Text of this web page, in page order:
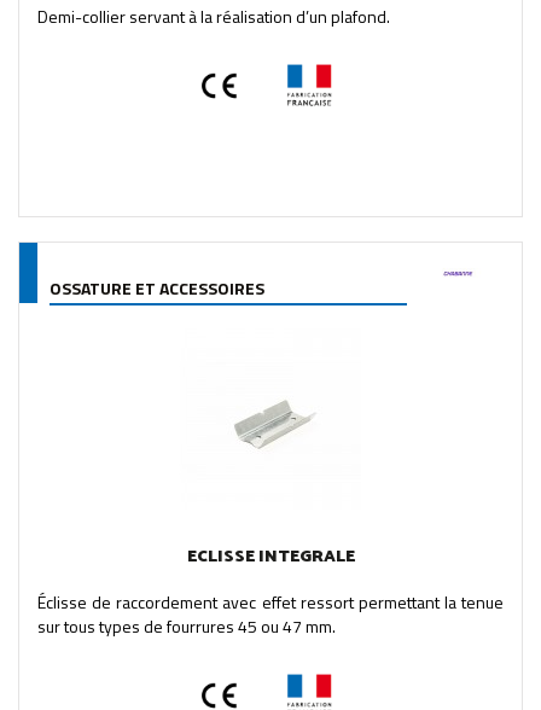
Demi-collier servant à la réalisation d’un plafond.
OSSATURE ET ACCESSOIRES
ECLISSE INTEGRALE
Éclisse de raccordement avec effet ressort permettant la tenue
sur tous types de fourrures 45 ou 47 mm.